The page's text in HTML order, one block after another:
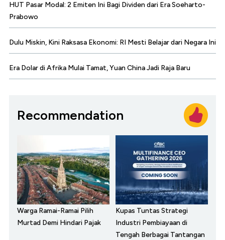
HUT Pasar Modal: 2 Emiten Ini Bagi Dividen dari Era Soeharto-
Prabowo
Dulu Miskin, Kini Raksasa Ekonomi: RI Mesti Belajar dari Negara Ini
Era Dolar di Afrika Mulai Tamat, Yuan China Jadi Raja Baru
Recommendation
Warga Ramai-Ramai Pilih
Murtad Demi Hindari Pajak
Kupas Tuntas Strategi
Industri Pembiayaan di
Tengah Berbagai Tantangan